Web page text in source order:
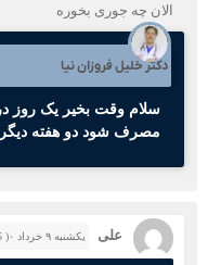
الان چه جوری بخوره
دکتر خلیل فروزان نیا
سلام وقت بخیر یک روز
مصرف شود دو هفته
علی یکشنبه ۹ خرداد ۰( 5 سال پیش)